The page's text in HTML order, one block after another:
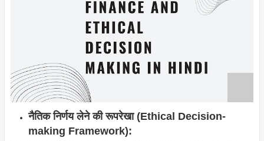
नैतिक निर्णय लेने की रूपरेखा (Ethical Decision-
making Framework):